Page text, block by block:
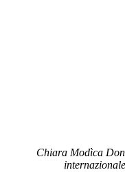
Chiara Modìca